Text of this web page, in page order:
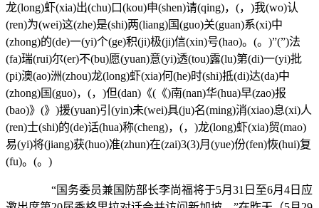
龙(long)虾(xia)出(chu)口(kou)申(shen)请(qing)，(，)我(wo)认
(ren)为(wei)这(zhe)是(shi)两(liang)国(guo)关(guan)系(xi)中
(zhong)的(de)一(yi)个(ge)积(ji)极(ji)信(xin)号(hao)。(。)”(”)法
(fa)瑞(rui)尔(er)不(bu)愿(yuan)意(yi)透(tou)露(lu)第(di)一(yi)批
(pi)澳(ao)洲(zhou)龙(long)虾(xia)何(he)时(shi)抵(di)达(da)中
(zhong)国(guo)，(，)但(dan)《(《)南(nan)华(hua)早(zao)报
(bao)》(》)援(yuan)引(yin)未(wei)具(ju)名(ming)消(xiao)息(xi)人
(ren)士(shi)的(de)话(hua)称(cheng)，(，)龙(long)虾(xia)贸(mao)
易(yi)将(jiang)获(huo)准(zhun)在(zai)3(3)月(yue)份(fen)恢(hui)复
(fu)。(。)
“国务委员兼国防部长李尚福将于5月31日至6月4日应